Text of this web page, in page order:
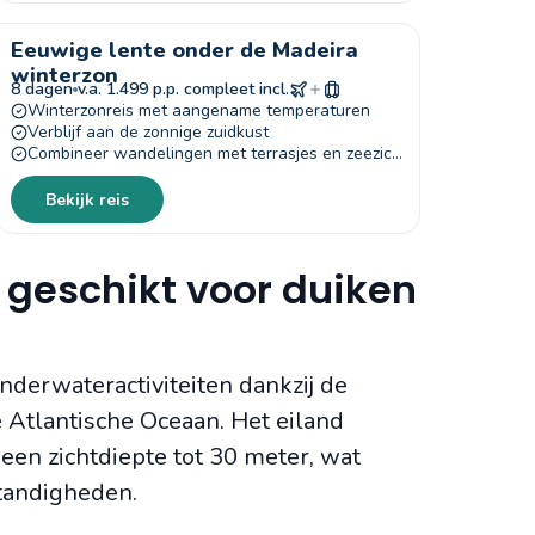
Eeuwige lente onder de Madeira
winterzon
8 dagen v.a. 1.499 p.p. compleet incl.
Winterzonreis met aangename temperaturen
Verblijf aan de zonnige zuidkust
Combineer wandelingen met terrasjes en zeezicht
Bekijk reis
voor duiken
dankzij de
Oceaan. Het eiland
zichtdiepte tot 30 meter, wat